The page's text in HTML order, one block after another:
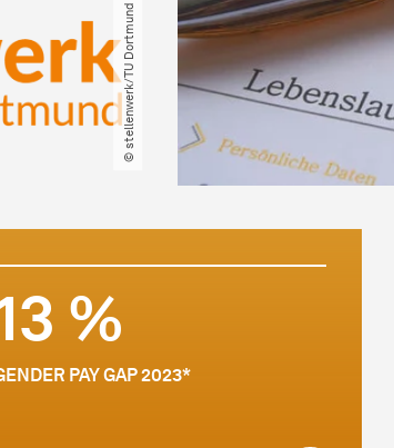
© stellenwerk​/​TU Dortmund
%
PAY GAP 2023*